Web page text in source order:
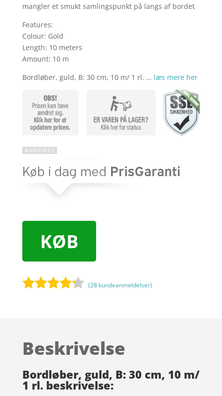
mangler et smukt samlingspunkt på langs af bordet
Features:
Colour: Gold
Length: 10 meters
Amount: 10 m
Bordløber, guld, B: 30 cm, 10 m/ 1 rl. … læs mere her
KØB
på
mmelser
(28 kundeanmeldelser)
Beskrivelse
Bordløber, guld, B: 30 cm, 10 m/
1 rl. beskrivelse: